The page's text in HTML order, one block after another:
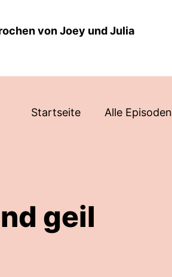
von Joey und Julia
Startseite Alle Episoden
geil